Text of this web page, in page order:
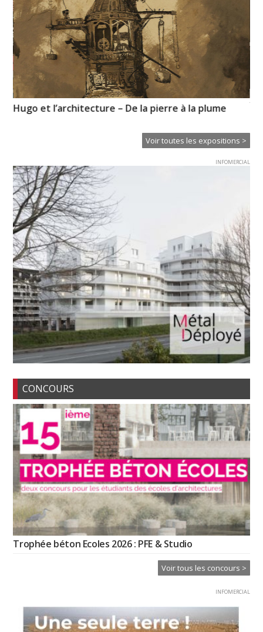
Hugo et l’architecture – De la pierre à la plume
Voir toutes les expositions >
INFOMERCIAL
CONCOURS
Trophée béton Ecoles 2026 : PFE & Studio
Voir tous les concours >
INFOMERCIAL